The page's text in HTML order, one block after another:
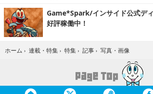
Game*Spark/インサイド公式デ
好評稼働中！
ホーム › 連載・特集 › 特集 › 記事 › 写真・画像